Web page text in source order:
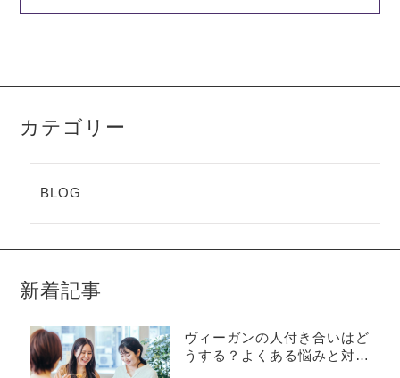
カテゴリー
BLOG
新着記事
ヴィーガンの人付き合いはど
うする？よくある悩みと対処